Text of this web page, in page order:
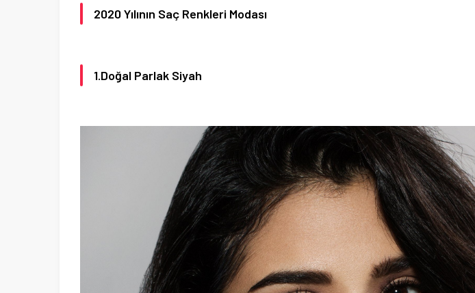
2020 Yılının Saç Renkleri Modası
1.Doğal Parlak Siyah